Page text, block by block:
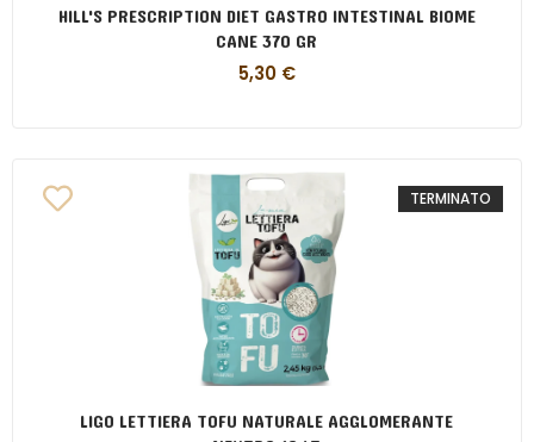
HILL'S PRESCRIPTION DIET GASTRO INTESTINAL BIOME
CANE 370 GR
5,30 €
TERMINATO
LIGO LETTIERA TOFU NATURALE AGGLOMERANTE